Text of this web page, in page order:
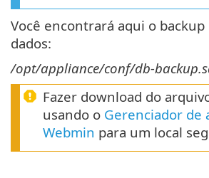
Você encontrará aqui o backup
dados:
/opt/appliance/conf/db-
Fazer download do
usando o Gerenciador de
Webmin para um local